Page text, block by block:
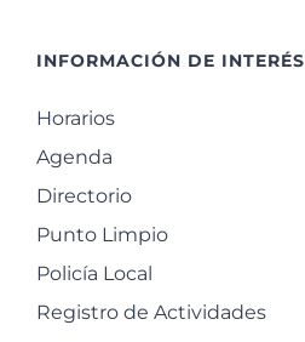
INFORMACIÓN DE INTERÉS
Horarios
Agenda
Directorio
Punto Limpio
Policía Local
Registro de Actividades